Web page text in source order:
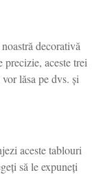
decorativă
aceste trei
lăsa pe dvs. și
aceste tablouri
să le expuneți